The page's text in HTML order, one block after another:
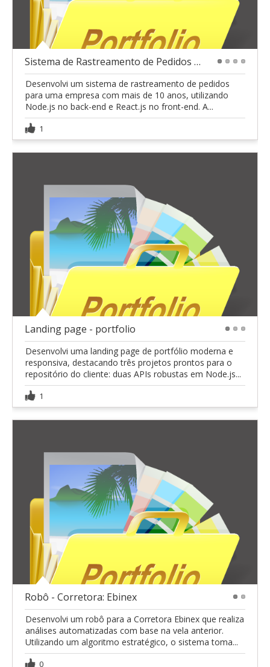
Sistema de Rastreamento de Pedidos Automatizado
Desenvolvi um sistema de rastreamento de pedidos
para uma empresa com mais de 10 anos, utilizando
Node.js no back-end e React.js no front-end. A...
1
Landing page - portfolio
Desenvolvi uma landing page de portfólio moderna e
responsiva, destacando três projetos prontos para o
repositório do cliente: duas APIs robustas em Node.js...
1
Robô - Corretora: Ebinex
Desenvolvi um robô para a Corretora Ebinex que realiza
análises automatizadas com base na vela anterior.
Utilizando um algoritmo estratégico, o sistema toma...
0